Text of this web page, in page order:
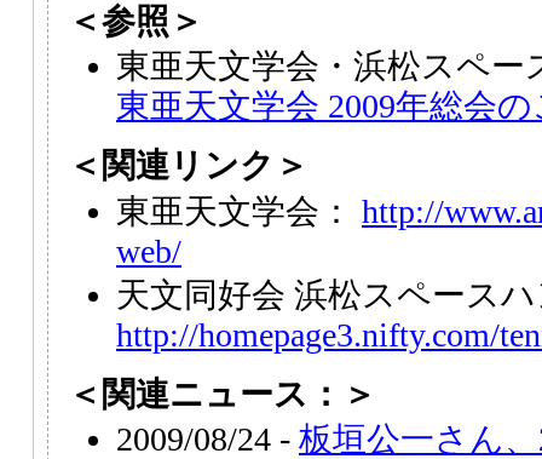
＜参照＞
東亜天文学会・浜松スペ
東亜天文学会 2009年総会
＜関連リンク＞
東亜天文学会： http://
web/
天文同好会 浜松スペース
http://homepage3.nifty.com/
＜関連ニュース：＞
2009/08/24 - 板垣公一さん